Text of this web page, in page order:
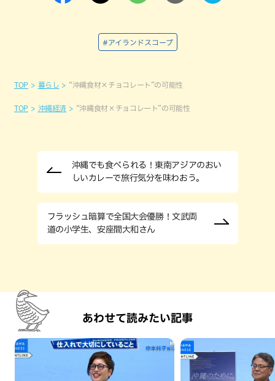
#アイランドスコープ
TOP 暮らし “沖縄食材×チョコレート”の可能性
TOP 沖縄経済 “沖縄食材×チョコレート”の可能性
沖縄でも食べられる！東南アジアのおい
しいカレーで旅行気分を味わおう。
フラッシュ暗算で全国大会優勝！文武両
道の小学生、安座間大和さん
あわせて読みたい記事